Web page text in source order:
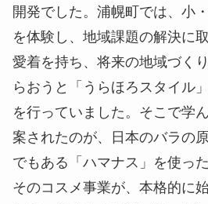
開発でした。浦幌町では、小
を体験し、地域課題の解決に
愛着を持ち、将来の地域づく
らおうと「うらほろスタイル
を行っていました。そこで学
案されたのが、日本のバラの
でもある「ハマナス」を使っ
そのコスメ事業が、本格的に